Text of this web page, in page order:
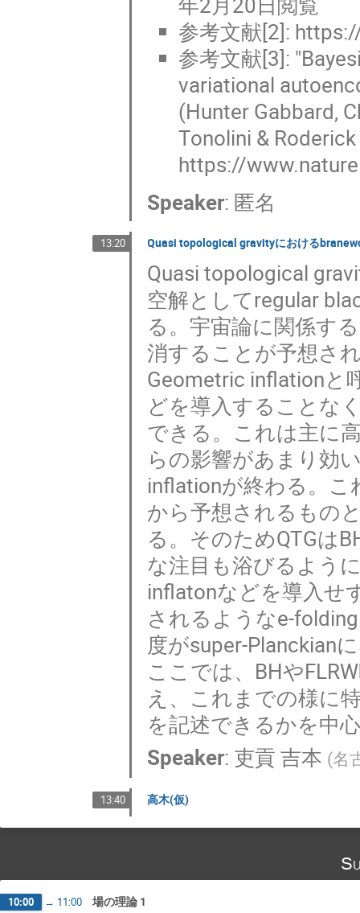
参考文献[2]:
参考文献[3]:
variational
(Hunter Gabbard,
Tonolini &
https://
Speaker: 匿名
13:20 Quasi topological gravityにおける
Quasi topological
空解としてregular
る。宇宙論に関係す
消することが予想さ
Geometric inflationと
どを導入することな
できる。これは主に
らの影響があまり効
inflationが終わる。こ
から予想されるもの
る。そのためQTGは
な注目も浴びるよう
inflatonなどを導入せ
されるようなe-
度がsuper-Planckian
ここでは、BHや
え、これまでの様に
を記述できるかを中
Speaker: 吏貢 吉本 (名
13:40 高木(仮)
10:00 → 11:00 場の理論 1